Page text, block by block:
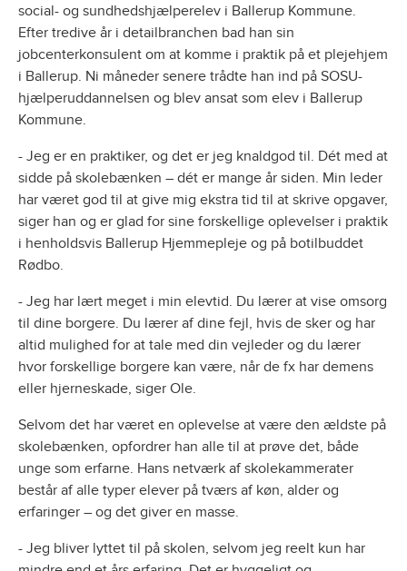
social- og sundhedshjælperelev i Ballerup Kommune.
Efter tredive år i detailbranchen bad han sin
jobcenterkonsulent om at komme i praktik på et plejehjem
i Ballerup. Ni måneder senere trådte han ind på SOSU-
hjælperuddannelsen og blev ansat som elev i Ballerup
Kommune.
- Jeg er en praktiker, og det er jeg knaldgod til. Dét med at
sidde på skolebænken – dét er mange år siden. Min leder
har været god til at give mig ekstra tid til at skrive opgaver,
siger han og er glad for sine forskellige oplevelser i praktik
i henholdsvis Ballerup Hjemmepleje og på botilbuddet
Rødbo.
- Jeg har lært meget i min elevtid. Du lærer at vise omsorg
til dine borgere. Du lærer af dine fejl, hvis de sker og har
altid mulighed for at tale med din vejleder og du lærer
hvor forskellige borgere kan være, når de fx har demens
eller hjerneskade, siger Ole.
Selvom det har været en oplevelse at være den ældste på
skolebænken, opfordrer han alle til at prøve det, både
unge som erfarne. Hans netværk af skolekammerater
består af alle typer elever på tværs af køn, alder og
erfaringer – og det giver en masse.
- Jeg bliver lyttet til på skolen, selvom jeg reelt kun har